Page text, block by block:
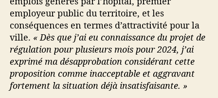
employeur public du territoire, et les
conséquences en termes d’attractivité pour la
ville. « Dès que j’ai eu connaissance du projet de
régulation pour plusieurs mois pour 2024, j’ai
exprimé ma désapprobation considérant cette
proposition comme inacceptable et aggravant
fortement la situation déjà insatisfaisante. »